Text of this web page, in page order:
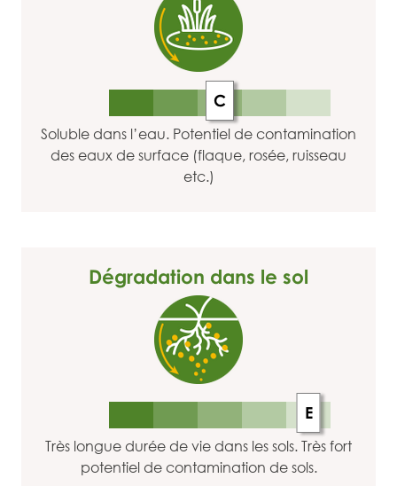
C
Soluble dans l’eau. Potentiel de contamination
des eaux de surface (flaque, rosée, ruisseau
etc.)
Dégradation dans le sol
E
Très longue durée de vie dans les sols. Très fort
potentiel de contamination de sols.